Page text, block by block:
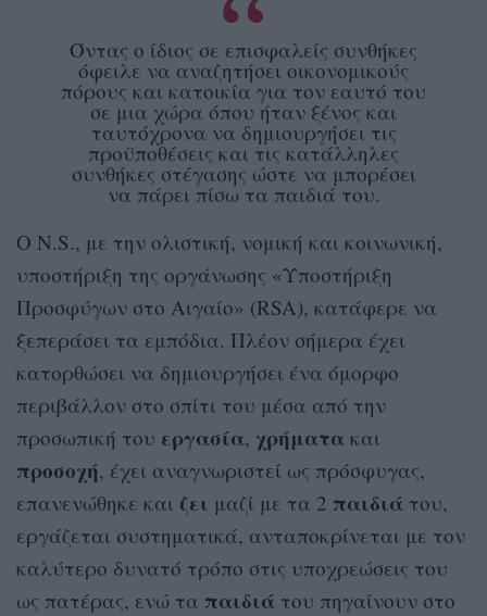
Όντας ο ίδιος σε επισφαλείς συνθήκες
όφειλε να αναζητήσει οικονομικούς
πόρους και κατοικία για τον εαυτό του
σε μια χώρα όπου ήταν ξένος και
ταυτόχρονα να δημιουργήσει τις
προϋποθέσεις και τις κατάλληλες
συνθήκες στέγασης ώστε να μπορέσει
να πάρει πίσω τα παιδιά του.
Ο N.S., με την ολιστική, νομική και κοινωνική,
υποστήριξη της οργάνωσης «Υποστήριξη
Προσφύγων στο Αιγαίο» (RSA), κατάφερε να
ξεπεράσει τα εμπόδια. Πλέον σήμερα έχει
κατορθώσει να δημιουργήσει ένα όμορφο
περιβάλλον στο σπίτι του μέσα από την
προσωπική του εργασία, χρήματα και
προσοχή, έχει αναγνωριστεί ως πρόσφυγας,
επανενώθηκε και ζει μαζί με τα 2 παιδιά του,
εργάζεται συστηματικά, ανταποκρίνεται με τον
καλύτερο δυνατό τρόπο στις υποχρεώσεις του
ως πατέρας, ενώ τα παιδιά του πηγαίνουν στο